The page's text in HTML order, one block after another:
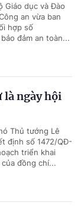
Giáo dục và Đào
an vừa ban
hợp số
đảm an toàn...
là ngày hội
Thủ tướng Lê
định số 1472/QĐ-
triển khai
đồng chí...